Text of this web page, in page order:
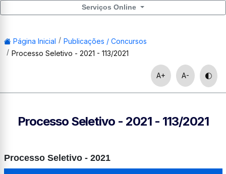
Serviços Online
Página Inicial
Publicações / Concursos
Processo Seletivo - 2021 - 113/2021
A+ A-
Processo Seletivo - 2021 - 113/2021
Processo Seletivo - 2021